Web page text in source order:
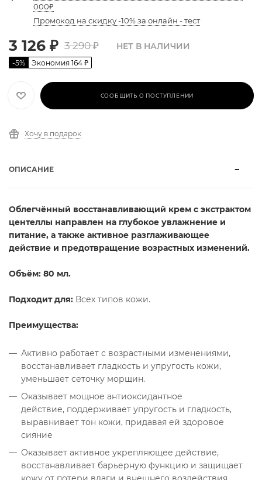
000₽
Промокод на скидку -10% за онлайн - тест
3 126 ₽ 3 290₽
-5% Экономия 164 ₽
НЕТ В НАЛИЧИИ
СООБЩИТЬ О ПОСТУПЛЕНИИ
Хочу в подарок
ОПИСАНИЕ
Облегчённый восстанавливающий крем с экстрактом
центеллы направлен на глубокое увлажнение и
питание, а также активное разглаживающее
действие и предотвращение возрастных изменений.
Объём: 80 мл.
Подходит для: Всех типов кожи.
Преимущества:
Активно работает с возрастными изменениями,
восстанавливает гладкость и упругость кожи,
уменьшает сеточку морщин.
Оказывает мощное антиоксидантное
действие, поддерживает упругость и гладкость,
выравнивает тон кожи, придавая ей здоровое
сияние
Оказывает активное укрепляющее действие,
восстанавливает барьерную функцию и защищает